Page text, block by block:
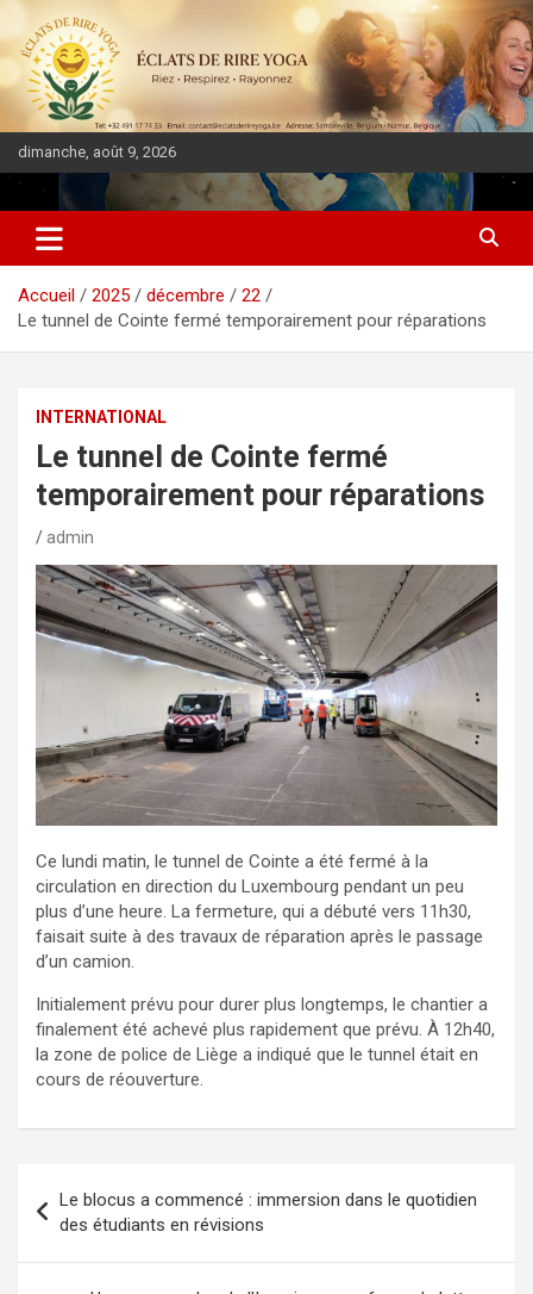
dimanche, août 9, 2026
DIASPORA PULSE
Accueil 2025 décembre
22
Le tunnel de Cointe fermé temporairement pour réparations
INTERNATIONAL
Le tunnel de Cointe fermé
temporairement pour réparations
admin
Ce lundi matin, le tunnel de Cointe a été fermé à la
circulation en direction du Luxembourg pendant un peu
plus d’une heure. La fermeture, qui a débuté vers 11h30,
faisait suite à des travaux de réparation après le passage
d’un camion.
Initialement prévu pour durer plus longtemps, le chantier a
finalement été achevé plus rapidement que prévu. À 12h40,
la zone de police de Liège a indiqué que le tunnel était en
cours de réouverture.
Le blocus a commencé : immersion dans le quotidien
des étudiants en révisions